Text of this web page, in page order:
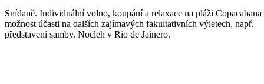
Snídaně. Individuální volno, koupání a relaxace na pláži Copacabana
možnost účasti na dalších zajímavých fakultativních výletech, např.
představení samby. Nocleh v Rio de Jainero.